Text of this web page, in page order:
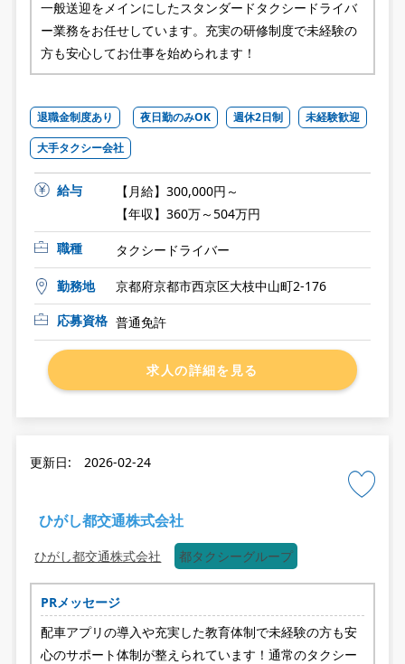
一般送迎をメインにしたスタンダードタクシードライバ
ー業務をお任せしています。充実の研修制度で未経験の
方も安心してお仕事を始められます！
退職金制度あり 夜日勤のみOK 週休2日制
未経験歓迎
大手タクシー会社
給与
【月給】300,000円～
【年収】360万～504万円
職種
タクシードライバー
勤務地
京都府京都市西京区大枝中山町2-176
応募資格 普通免許
求人の詳細を見る
更新日: 2026-02-24
ひがし都交通株式会社
ひがし都交通株式会社 都タクシーグループ
PRメッセージ
配車アプリの導入や充実した教育体制で未経験の方も安
心のサポート体制が整えられています！通常のタクシー